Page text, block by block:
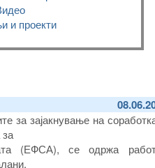
и проекти
за зајакнување на
(ЕФСА), се одржа